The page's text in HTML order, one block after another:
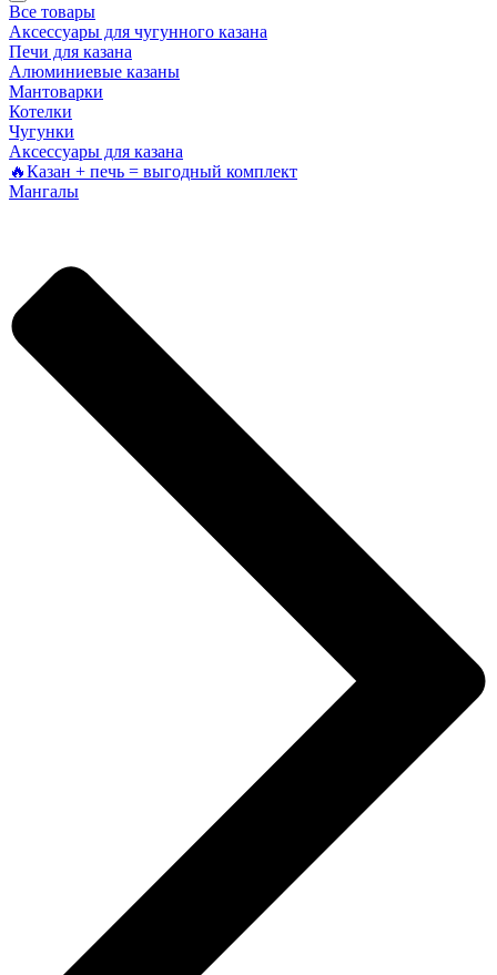
Все товары
Аксессуары для чугунного казана
Печи для казана
Алюминиевые казаны
Мантоварки
Котелки
Чугунки
Аксессуары для казана
🔥Казан + печь = выгодный комплект
Мангалы